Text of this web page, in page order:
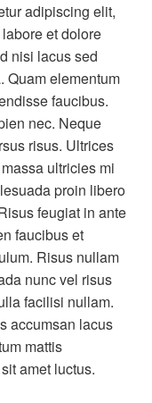
adipiscing elit,
et dolore
nisi lacus sed
Quam elementum
faucibus.
nec. Neque
risus. Ultrices
ultricies mi
proin libero
feugiat in ante
faucibus et
Risus nullam
nunc vel risus
facilisi nullam.
accumsan lacus
mattis
amet luctus.